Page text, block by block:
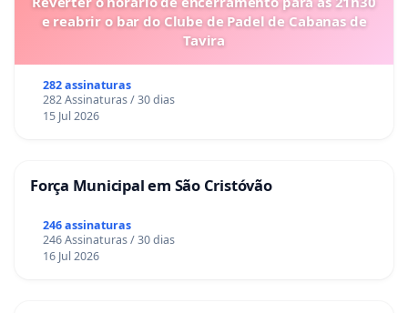
e reabrir o bar do Clube de Padel de Cabanas de
Tavira
282 assinaturas
282 Assinaturas / 30 dias
15 Jul 2026
Força Municipal em São Cristóvão
246 assinaturas
246 Assinaturas / 30 dias
16 Jul 2026